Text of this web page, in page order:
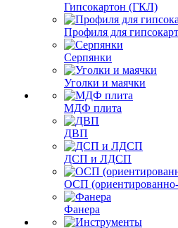
Гипсокартон (ГКЛ)
Профиля для
Серпянки
Уголки и маячки
МДФ плита
ДВП
ДСП и ЛДСП
ОСП
Фанера